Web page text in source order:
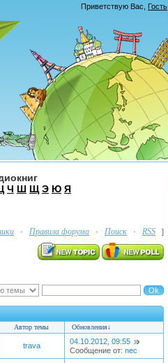
Приветствую Вас Гость
Ч Ш Щ Э Ю Я
· Правила форума · Поиск · RSS ]
Автор темы Обновления↓
trava
04.10.2012, 09:55
Сообщение от: nec